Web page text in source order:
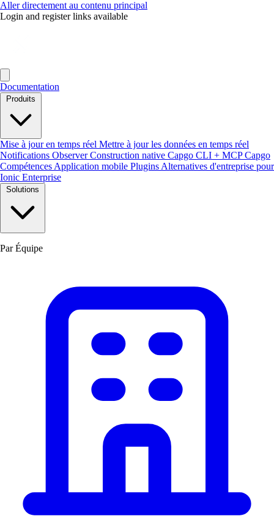
Aller directement au contenu principal
Login and register links available
Documentation
Produits
Mise à jour en temps réel Mettre à jour les données en temps réel
Notifications ObserverConstruction native Capgo CLI + MCPCapgo
Compétences Application mobile Plugins Alternatives d'entreprise pour
Ionic Enterprise
Solutions
Par Équipe